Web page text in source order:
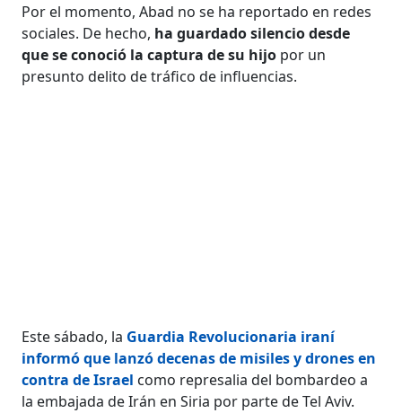
Por el momento, Abad no se ha reportado en redes
sociales. De hecho, ha guardado silencio desde
que se conoció la captura de su hijo por un
presunto delito de tráfico de influencias.
Este sábado, la Guardia Revolucionaria iraní
informó que lanzó decenas de misiles y drones en
contra de Israel como represalia del bombardeo a
la embajada de Irán en Siria por parte de Tel Aviv.